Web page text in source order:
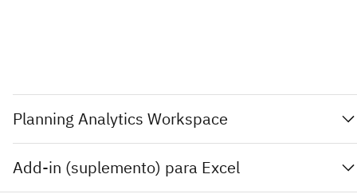
Planning Analytics Workspace
Add-in (suplemento) para Excel